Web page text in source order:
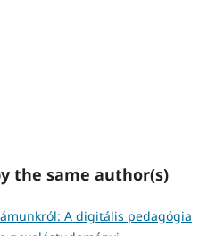
the same author(s)
A digitális pedagógia